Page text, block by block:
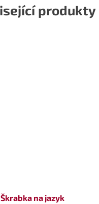
produkty
Škrabka na jazyk